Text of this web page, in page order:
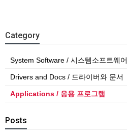
Category
System Software / 시스템소프트웨어
Drivers and Docs / 드라이버와 문서
Applications / 응용 프로그램
Posts